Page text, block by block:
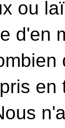
ou
d'en
en